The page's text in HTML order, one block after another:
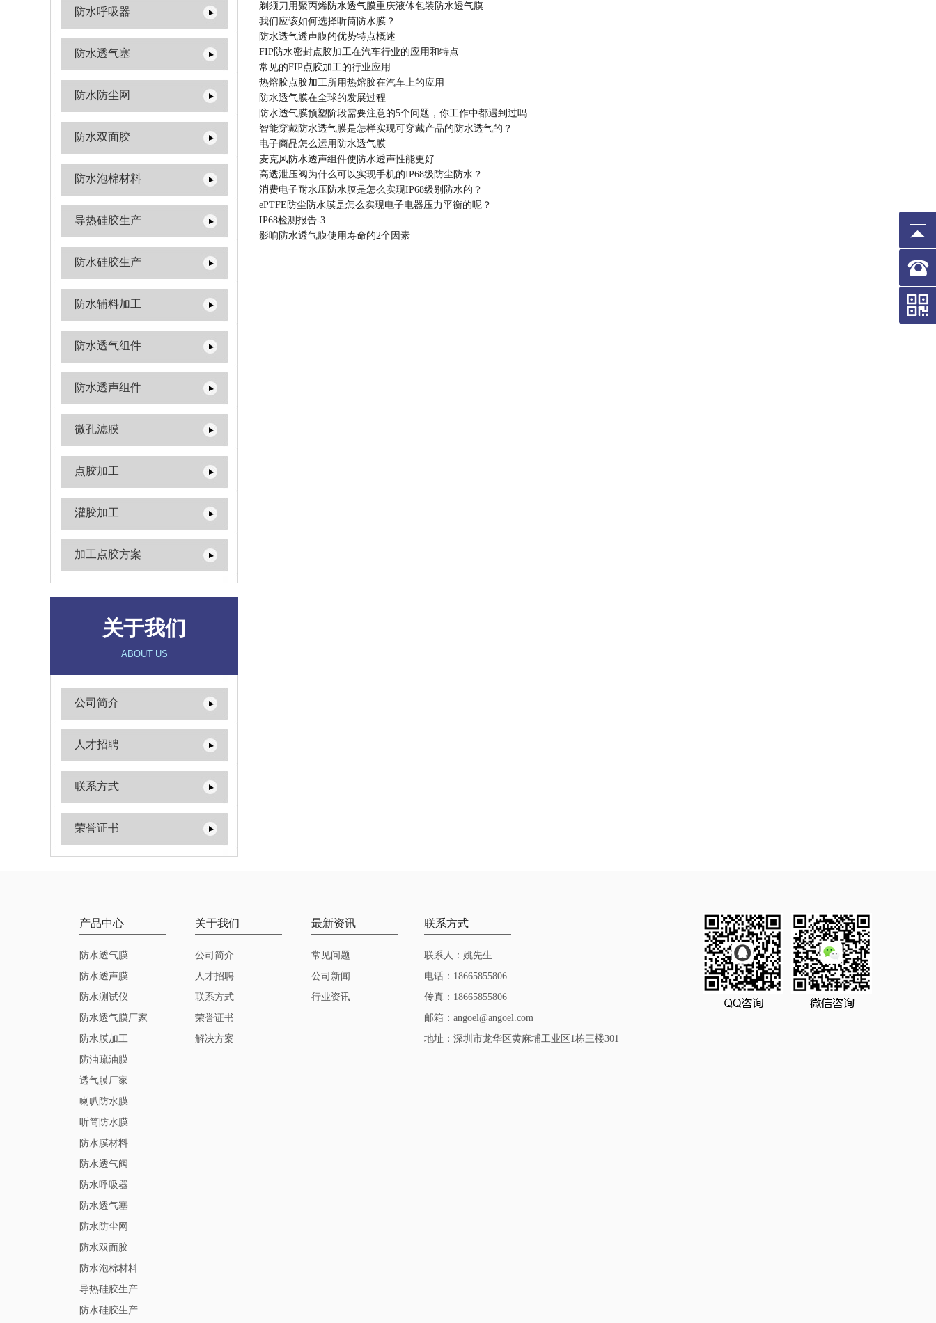
防水呼吸器
防水透气塞
防水防尘网
防水双面胶
防水泡棉材料
导热硅胶生产
防水硅胶生产
防水辅料加工
防水透气组件
防水透声组件
微孔滤膜
点胶加工
灌胶加工
加工点胶方案
关于我们
ABOUT US
公司简介
人才招聘
联系方式
荣誉证书
剃须刀用聚丙烯防水透气膜重庆液体包装防水透气膜
我们应该如何选择听筒防水膜？
防水透气透声膜的优势特点概述
FIP防水密封点胶加工在汽车行业的应用和特点
常见的FIP点胶加工的行业应用
热熔胶点胶加工所用热熔胶在汽车上的应用
防水透气膜在全球的发展过程
防水透气膜预塑阶段需要注意的5个问题，你工作中都遇到过吗
智能穿戴防水透气膜是怎样实现可穿戴产品的防水透气的？
电子商品怎么运用防水透气膜
麦克风防水透声组件使防水透声性能更好
高透泄压阀为什么可以实现手机的IP68级防尘防水？
消费电子耐水压防水膜是怎么实现IP68级别防水的？
ePTFE防尘防水膜是怎么实现电子电器压力平衡的呢？
IP68检测报告-3
影响防水透气膜使用寿命的2个因素
产品中心
防水透气膜
防水透声膜
防水测试仪
防水透气膜厂家
防水膜加工
防油疏油膜
透气膜厂家
喇叭防水膜
听筒防水膜
防水膜材料
防水透气阀
防水呼吸器
防水透气塞
防水防尘网
防水双面胶
防水泡棉材料
导热硅胶生产
防水硅胶生产
关于我们
公司简介
人才招聘
联系方式
荣誉证书
解决方案
最新资讯
常见问题
公司新闻
行业资讯
联系方式
联系人：姚先生
电话：18665855806
传真：18665855806
邮箱：angoel@angoel.com
地址：深圳市龙华区黄麻埔工业区1栋三楼301